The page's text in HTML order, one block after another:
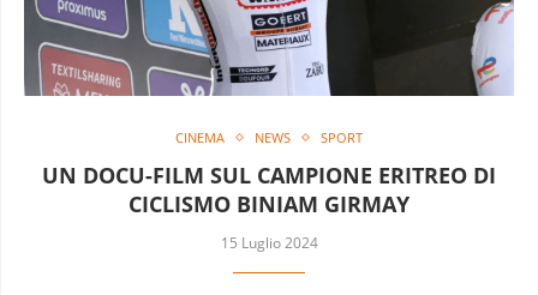
CINEMA NEWS SPORT
UN DOCU-FILM SUL CAMPIONE ERITREO DI
CICLISMO BINIAM GIRMAY
15 Luglio 2024